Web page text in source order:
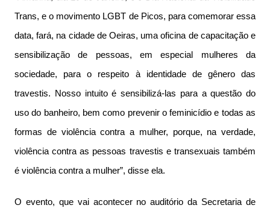
Trans, e o movimento LGBT de Picos, para comemorar essa
data, fará, na cidade de Oeiras, uma oficina de capacitação e
sensibilização de pessoas, em especial mulheres da
sociedade, para o respeito à identidade de gênero das
travestis. Nosso intuito é sensibilizá-las para a questão do
uso do banheiro, bem como prevenir o feminicídio e todas as
formas de violência contra a mulher, porque, na verdade,
violência contra as pessoas travestis e transexuais também
é violência contra a mulher”, disse ela.
O evento, que vai acontecer no auditório da Secretaria de